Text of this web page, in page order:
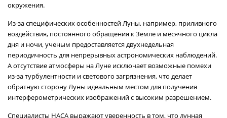
окружения.
Из-за специфических особенностей Луны, например, приливного
воздействия, постоянного обращения к Земле и месячного цикла
дня и ночи, ученым предоставляется двухнедельная
периодичность для непрерывных астрономических наблюдений.
А отсутствие атмосферы на Луне исключает возможные помехи
из-за турбулентности и светового загрязнения, что делает
обратную сторону Луны идеальным местом для получения
интерферометрических изображений с высоким разрешением.
Специалисты НАСА выражают уверенность в том, что лунная